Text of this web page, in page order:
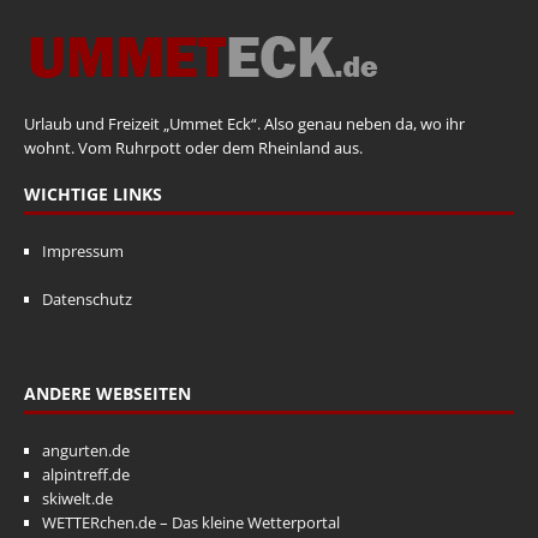
Urlaub und Freizeit „Ummet Eck“. Also genau neben da, wo ihr
wohnt. Vom Ruhrpott oder dem Rheinland aus.
WICHTIGE LINKS
Impressum
Datenschutz
ANDERE WEBSEITEN
angurten.de
alpintreff.de
skiwelt.de
WETTERchen.de – Das kleine Wetterportal